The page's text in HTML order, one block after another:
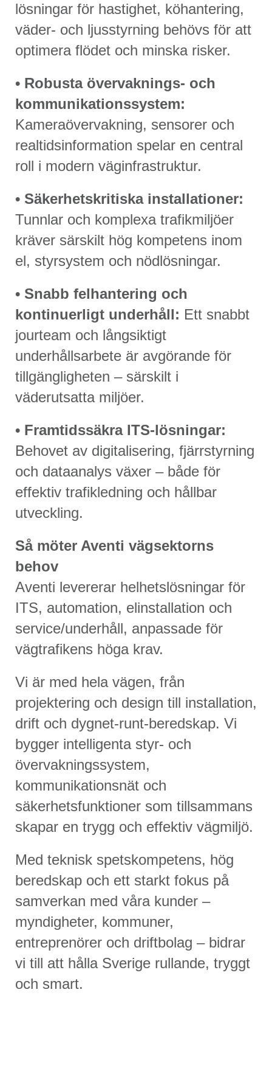
lösningar för hastighet, köhantering,
väder- och ljusstyrning behövs för att
optimera flödet och minska risker.
• Robusta övervaknings- och
kommunikationssystem:
Kameraövervakning, sensorer och
realtidsinformation spelar en central
roll i modern väginfrastruktur.
• Säkerhetskritiska installationer:
Tunnlar och komplexa trafikmiljöer
kräver särskilt hög kompetens inom
el, styrsystem och nödlösningar.
• Snabb felhantering och
kontinuerligt underhåll: Ett snabbt
jourteam och långsiktigt
underhållsarbete är avgörande för
tillgängligheten – särskilt i
väderutsatta miljöer.
• Framtidssäkra ITS-lösningar:
Behovet av digitalisering, fjärrstyrning
och dataanalys växer – både för
effektiv trafikledning och hållbar
utveckling.
Så möter Aventi vägsektorns
behov
Aventi levererar helhetslösningar för
ITS, automation, elinstallation och
service/underhåll, anpassade för
vägtrafikens höga krav.
Vi är med hela vägen, från
projektering och design till installation,
drift och dygnet-runt-beredskap. Vi
bygger intelligenta styr- och
övervakningssystem,
kommunikationsnät och
säkerhetsfunktioner som tillsammans
skapar en trygg och effektiv vägmiljö.
Med teknisk spetskompetens, hög
beredskap och ett starkt fokus på
samverkan med våra kunder –
myndigheter, kommuner,
entreprenörer och driftbolag – bidrar
vi till att hålla Sverige rullande, tryggt
och smart.